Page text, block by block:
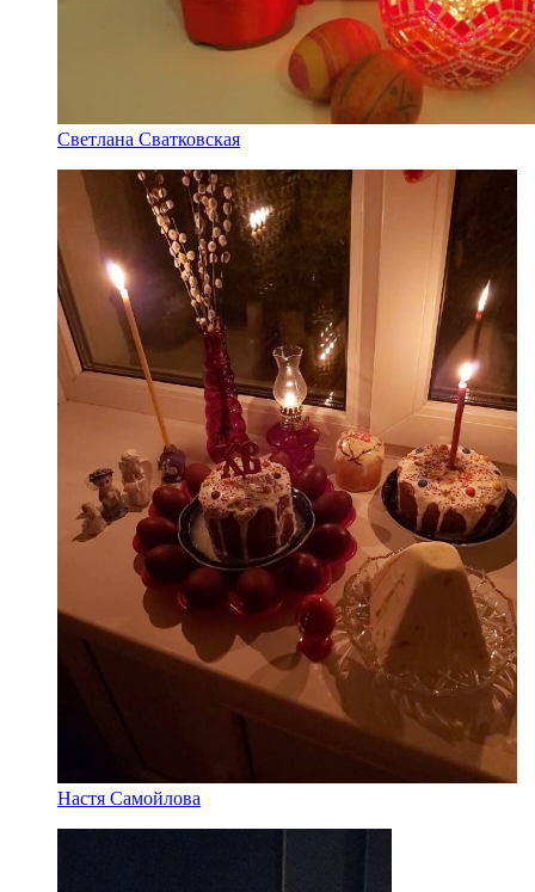
Светлана Сватковская
Настя Самойлова